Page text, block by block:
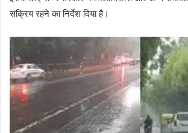
सक्रिय रहने का निर्देश दिया है।